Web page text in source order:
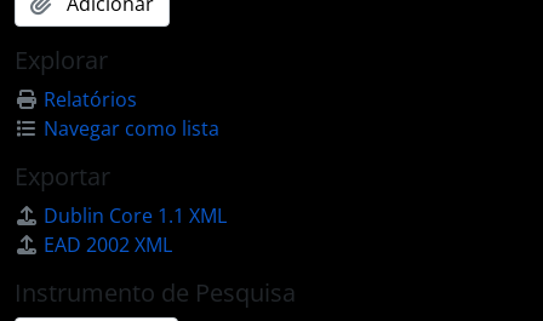
Explorar
Relatórios
Navegar como lista
Exportar
Dublin Core 1.1 XML
EAD 2002 XML
Instrumento de Pesquisa